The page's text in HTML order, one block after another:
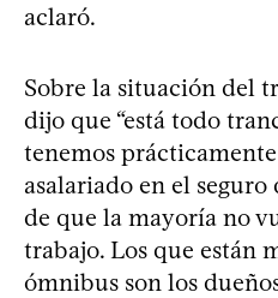
aclaró.
Sobre la situación del
dijo que “está todo
tenemos
asalariado en el
de que la mayoría no
trabajo. Los que están
ómnibus son los